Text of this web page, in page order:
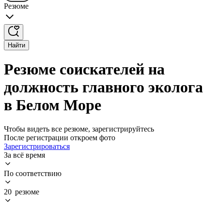
Резюме
Найти
Резюме соискателей на
должность главного эколога
в Белом Море
Чтобы видеть все резюме, зарегистрируйтесь
После регистрации откроем фото
Зарегистрироваться
За всё время
По соответствию
20 резюме